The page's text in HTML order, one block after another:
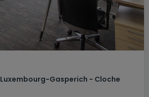
Luxembourg-Gasperich - Cloche